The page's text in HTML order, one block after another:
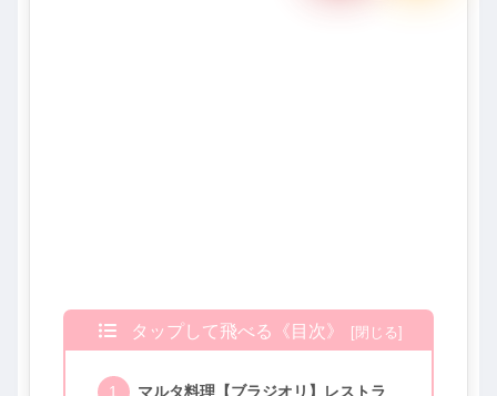
タップして飛べる《目次》
マルタ料理【ブラジオリ】レストラ